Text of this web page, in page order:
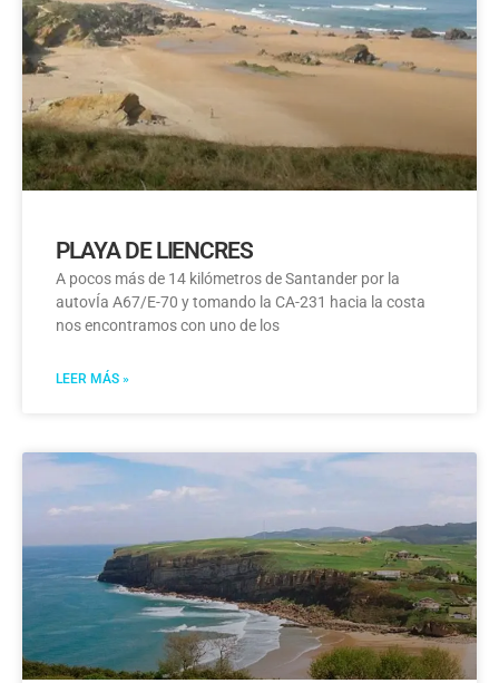
PLAYA DE LIENCRES
A pocos más de 14 kilómetros de Santander por la
autovÍa A67/E-70 y tomando la CA-231 hacia la costa
nos encontramos con uno de los
LEER MÁS »